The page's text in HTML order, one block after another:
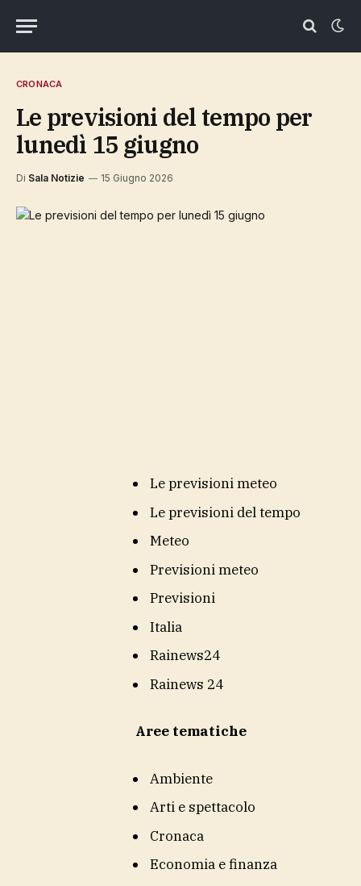
CRONACA
Le previsioni del tempo per
lunedì 15 giugno
Di Sala Notizie 15 Giugno 2026
Le previsioni meteo
Le previsioni del tempo
Meteo
Previsioni meteo
Previsioni
Italia
Rainews24
Rainews 24
Aree tematiche
Ambiente
Arti e spettacolo
Cronaca
Economia e finanza